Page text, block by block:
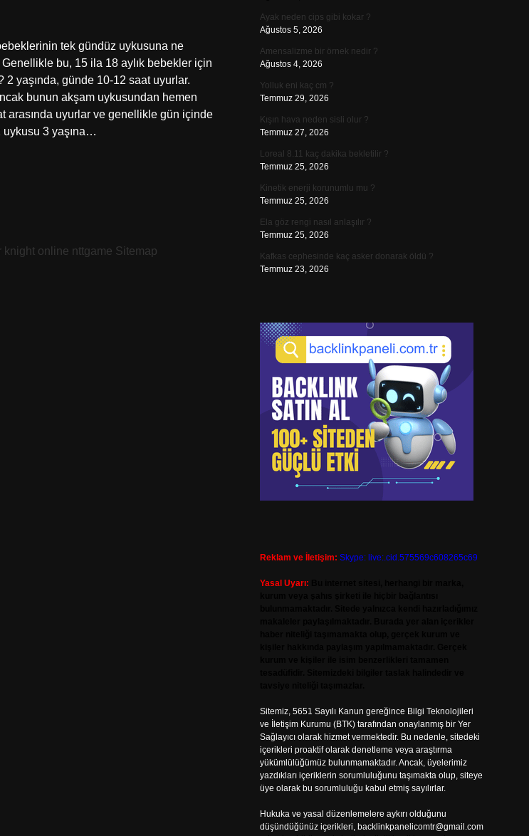
tek gündüz uykusuna ne
bu, 15 ila 18 aylık bebekler için
yaşında, günde 10-12 saat uyurlar.
bunun akşam uykusundan hemen
arasında uyurlar ve genellikle gün içinde
uykusu 3 yaşına…
knight online nttgame Sitemap
Ayak neden cips gibi kokar ?
Ağustos 5, 2026
Amensalizme bir örnek nedir ?
Ağustos 4, 2026
Yolluk eni kaç cm ?
Temmuz 29, 2026
Kışın hava neden sisli olur ?
Temmuz 27, 2026
Loreal 8.11 kaç dakika bekletilir ?
Temmuz 25, 2026
Kinetik enerji korunumlu mu ?
Temmuz 25, 2026
Ela göz rengi nasıl anlaşılır ?
Temmuz 25, 2026
Kafkas cephesinde kaç asker donarak öldü ?
Temmuz 23, 2026
Reklam ve İletişim: Skype: live:.cid.575569c608265c69
Yasal Uyarı:
Sitemiz, 5651 Sayılı Kanun gereğince Bilgi Teknolojileri
ve İletişim Kurumu (BTK) tarafından onaylanmış bir Yer
Sağlayıcı olarak hizmet vermektedir. Bu nedenle, sitedeki
içerikleri proaktif olarak denetleme veya araştırma
yükümlülüğümüz bulunmamaktadır. Ancak, üyelerimiz
yazdıkları içeriklerin sorumluluğunu taşımakta olup, siteye
üye olarak bu sorumluluğu kabul etmiş sayılırlar.
Hukuka ve yasal düzenlemelere aykırı olduğunu
düşündüğünüz içerikleri, backlinkpanelicomtr@gmail.com